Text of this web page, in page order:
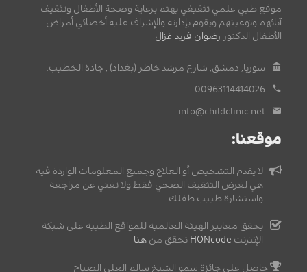
موقع طبي علمي تثقيفي يهتم برعاية وصحة الأطفال وتثقيف
آبائهم وتوعيتهم ويقوم بإدارته والإشراف عليه أخصائي أمراض
الأطفال الدكتور رضوان فريد غزال.
سوريا, دمشق, شارع مرشد خاطر (بغداد) , جادة الخطيب.
00963114414026
info@childclinic.net
موقعنا:
لا يقدم التشخيص أو العلاج وجميع المعلومات الواردة فيه
هي لغرض التثقيف الصحي فقط ولا تغني عن مراجعة
واستشارة طبيب طفلك.
يحقق معايير الهيئة العالمية للمواقع الطبية على شبكة
الإنترنت HONcode تحقق من هنا
حاصل على جائزة سمو الشيخ سالم العلي الصباح